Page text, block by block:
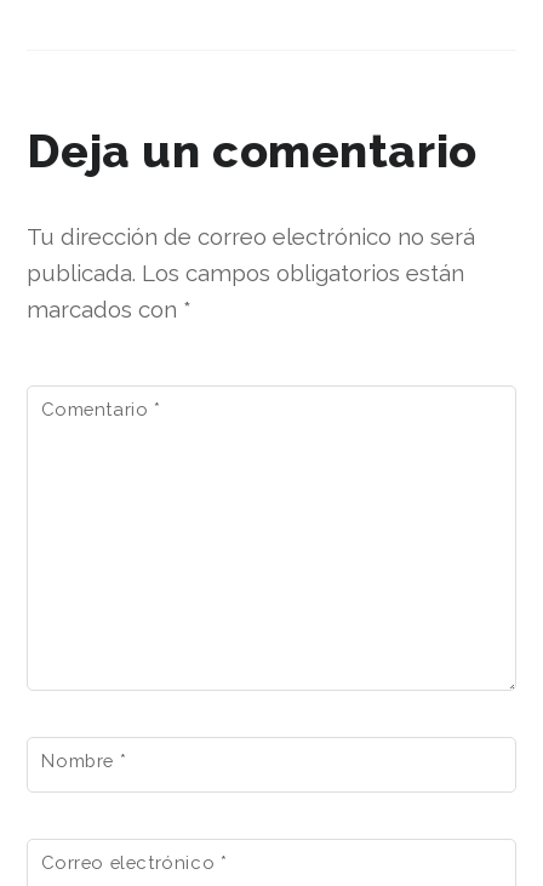
Deja un comentario
Tu dirección de correo electrónico no será
publicada. Los campos obligatorios están
marcados con *
Comentario *
Nombre *
Correo electrónico *